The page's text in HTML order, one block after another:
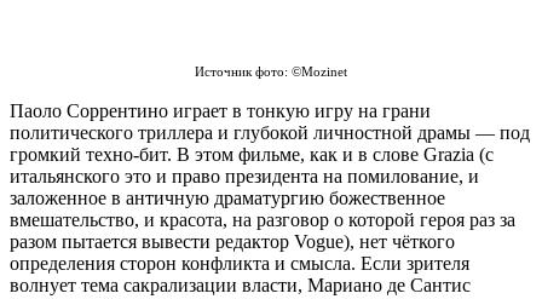
Источник фото: ©Mozinet
Паоло Соррентино играет в тонкую игру на грани
политического триллера и глубокой личностной драмы — под
громкий техно-бит. В этом фильме, как и в слове Grazia (с
итальянского это и право президента на помилование, и
заложенное в античную драматургию божественное
вмешательство, и красота, на разговор о которой героя раз за
разом пытается вывести редактор Vogue), нет чёткого
определения сторон конфликта и смысла. Если зрителя
волнует тема сакрализации власти, Мариано де Сантис